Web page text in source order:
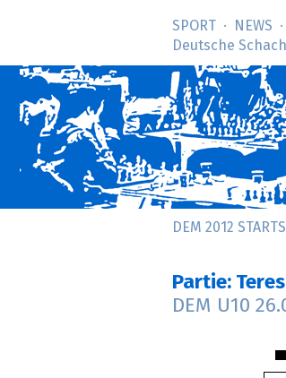
SPORT NEWS
Deutsche
DEM 2012
Partie:
DEM U10